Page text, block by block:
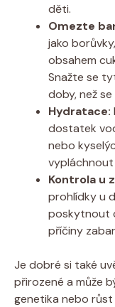
děti.
Omezte
jako
obsahem
Snažte se
doby, než
Hydratace:
dostatek
nebo
Kontrola u
prohlídky u
poskytnout
příčiny
Je dobré si také
přirozené a může
genetika nebo